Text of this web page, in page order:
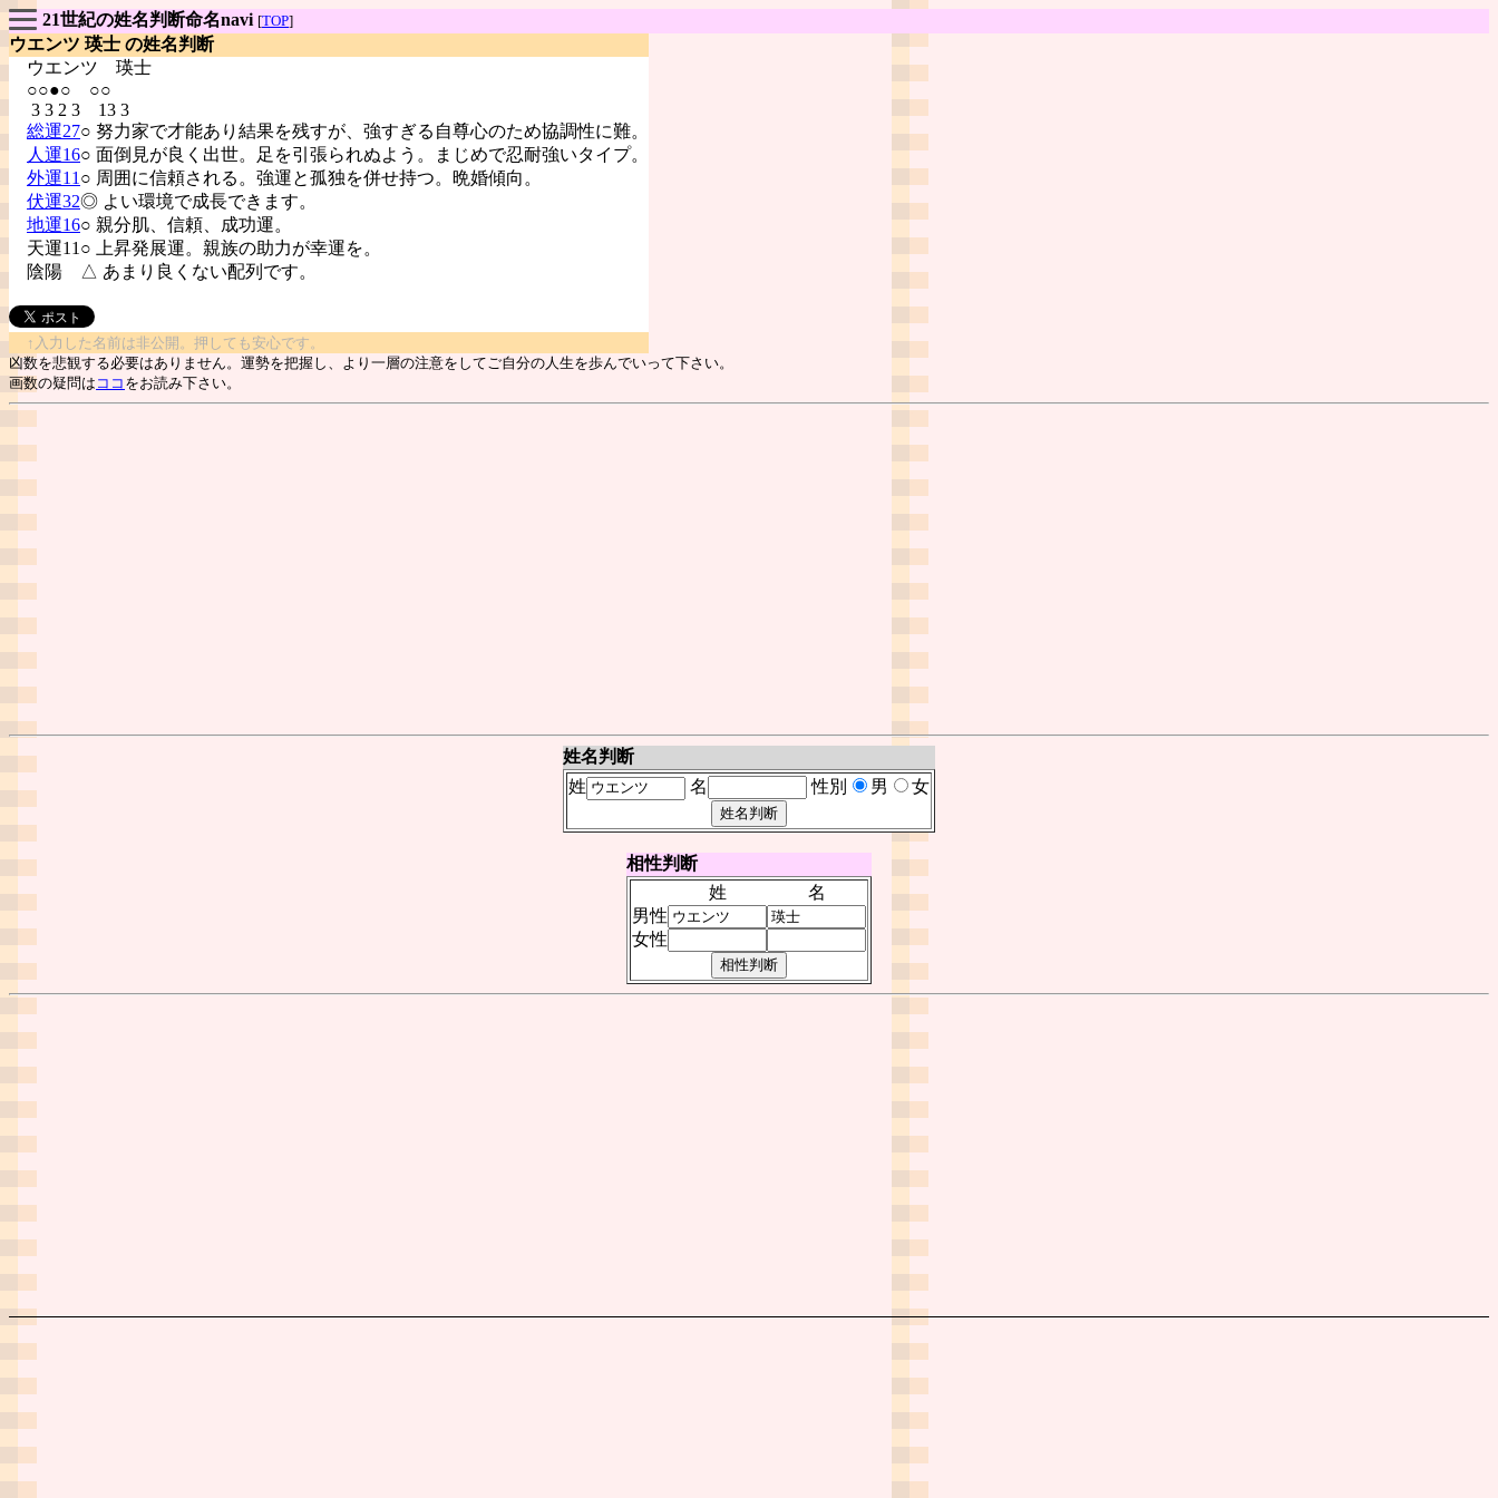
21世紀の姓名判断命名navi [TOP]
ウエンツ 瑛士 の姓名判断
ウエンツ 瑛士
○○●○ ○○
3 3 2 3 13 3
総運27○ 努力家で才能あり結果を残すが、強すぎる自尊心のため協調性に難。
人運16○ 面倒見が良く出世。足を引張られぬよう。まじめで忍耐強いタイプ。
外運11 ○ 周囲に信頼される。強運と孤独を併せ持つ。晩婚傾向。
伏運32◎ よい環境で成長できます。
地運16○ 親分肌、信頼、成功運。
天運11○ 上昇発展運。親族の助力が幸運を。
陰陽
△ あまり良くない配列です。
↑入力した名前は非公開。押しても安心です。
凶数を悲観する必要はありません。運勢を把握し、より一層の注意をしてご自分の人生を歩んでいって下さい。
画数の疑問は ココ をお読み下さい。
姓名判断
姓
名 性別 男 女
相性判断
姓
名
男性
女性